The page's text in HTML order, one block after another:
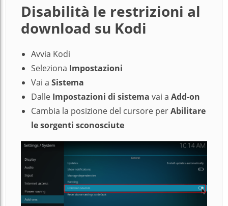
Disabilità le restrizioni al
download su Kodi
Avvia Kodi
Seleziona Impostazioni
Vai a Sistema
Dalle Impostazioni di sistema vai a Add-on
Cambia la posizione del cursore perAbilitare
le sorgenti sconosciute